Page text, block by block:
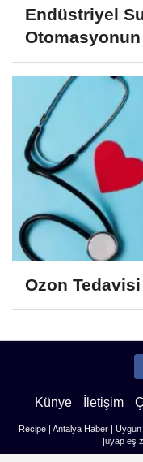
Endüstriyel
Ozon Tedavisi
Künye İletişim
Recipe| Antalya Haber|
uyap eş